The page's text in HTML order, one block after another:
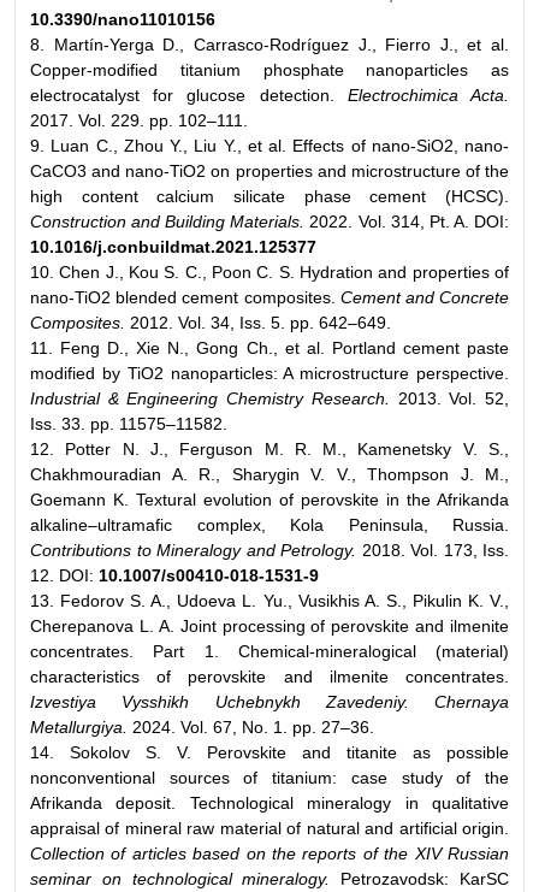
10.3390/nano11010156
8. Martín-Yerga D., Carrasco-Rodríguez J., Fierro J., et al.
Copper-modified titanium phosphate nanoparticles as
electrocatalyst for glucose detection. Electrochimica Acta.
2017. Vol. 229. pp. 102–111.
9. Luan C., Zhou Y., Liu Y., et al. Effects of nano-SiO2, nano-
CaCO3 and nano-TiO2 on properties and microstructure of the
high content calcium silicate phase cement (HCSC).
Construction and Building Materials. 2022. Vol. 314, Pt. A. DOI:
10.1016/j.conbuildmat.2021.125377
10. Chen J., Kou S. C., Poon C. S. Hydration and properties of
nano-TiO2 blended cement composites. Cement and Concrete
Composites. 2012. Vol. 34, Iss. 5. pp. 642–649.
11. Feng D., Xie N., Gong Ch., et al. Portland cement paste
modified by TiO2 nanoparticles: A microstructure perspective.
Industrial & Engineering Chemistry Research.
2013. Vol. 52,
Iss. 33. pp. 11575–11582.
12. Potter N. J., Ferguson M. R. M., Kamenetsky V. S.,
Chakhmouradian A. R., Sharygin V. V., Thompson J. M.,
Goemann K. Textural evolution of perovskite in the Afrikanda
alkaline–ultramafic complex, Kola Peninsula, Russia.
Contributions to Mineralogy and Petrology. 2018. Vol. 173, Iss.
12. DOI: 10.1007/s00410-018-1531-9
13. Fedorov S. A., Udoeva L. Yu., Vusikhis A. S., Pikulin K. V.,
Cherepanova L. A. Joint processing of perovskite and ilmenite
concentrates. Part 1. Chemical-mineralogical (material)
characteristics of perovskite and ilmenite concentrates.
Izvestiya Vysshikh Uchebnykh Zavedeniy. Chernaya
Metallurgiya.
2024. Vol. 67, No. 1. pp. 27–36.
14. Sokolov S. V. Perovskite and titanite as possible
nonconventional sources of titanium: case study of the
Afrikanda deposit. Technological mineralogy in qualitative
appraisal of mineral raw material of natural and artificial origin.
Collection of articles based on the reports of the XIV Russian
seminar on technological mineralogy.
Petrozavodsk: KarSC